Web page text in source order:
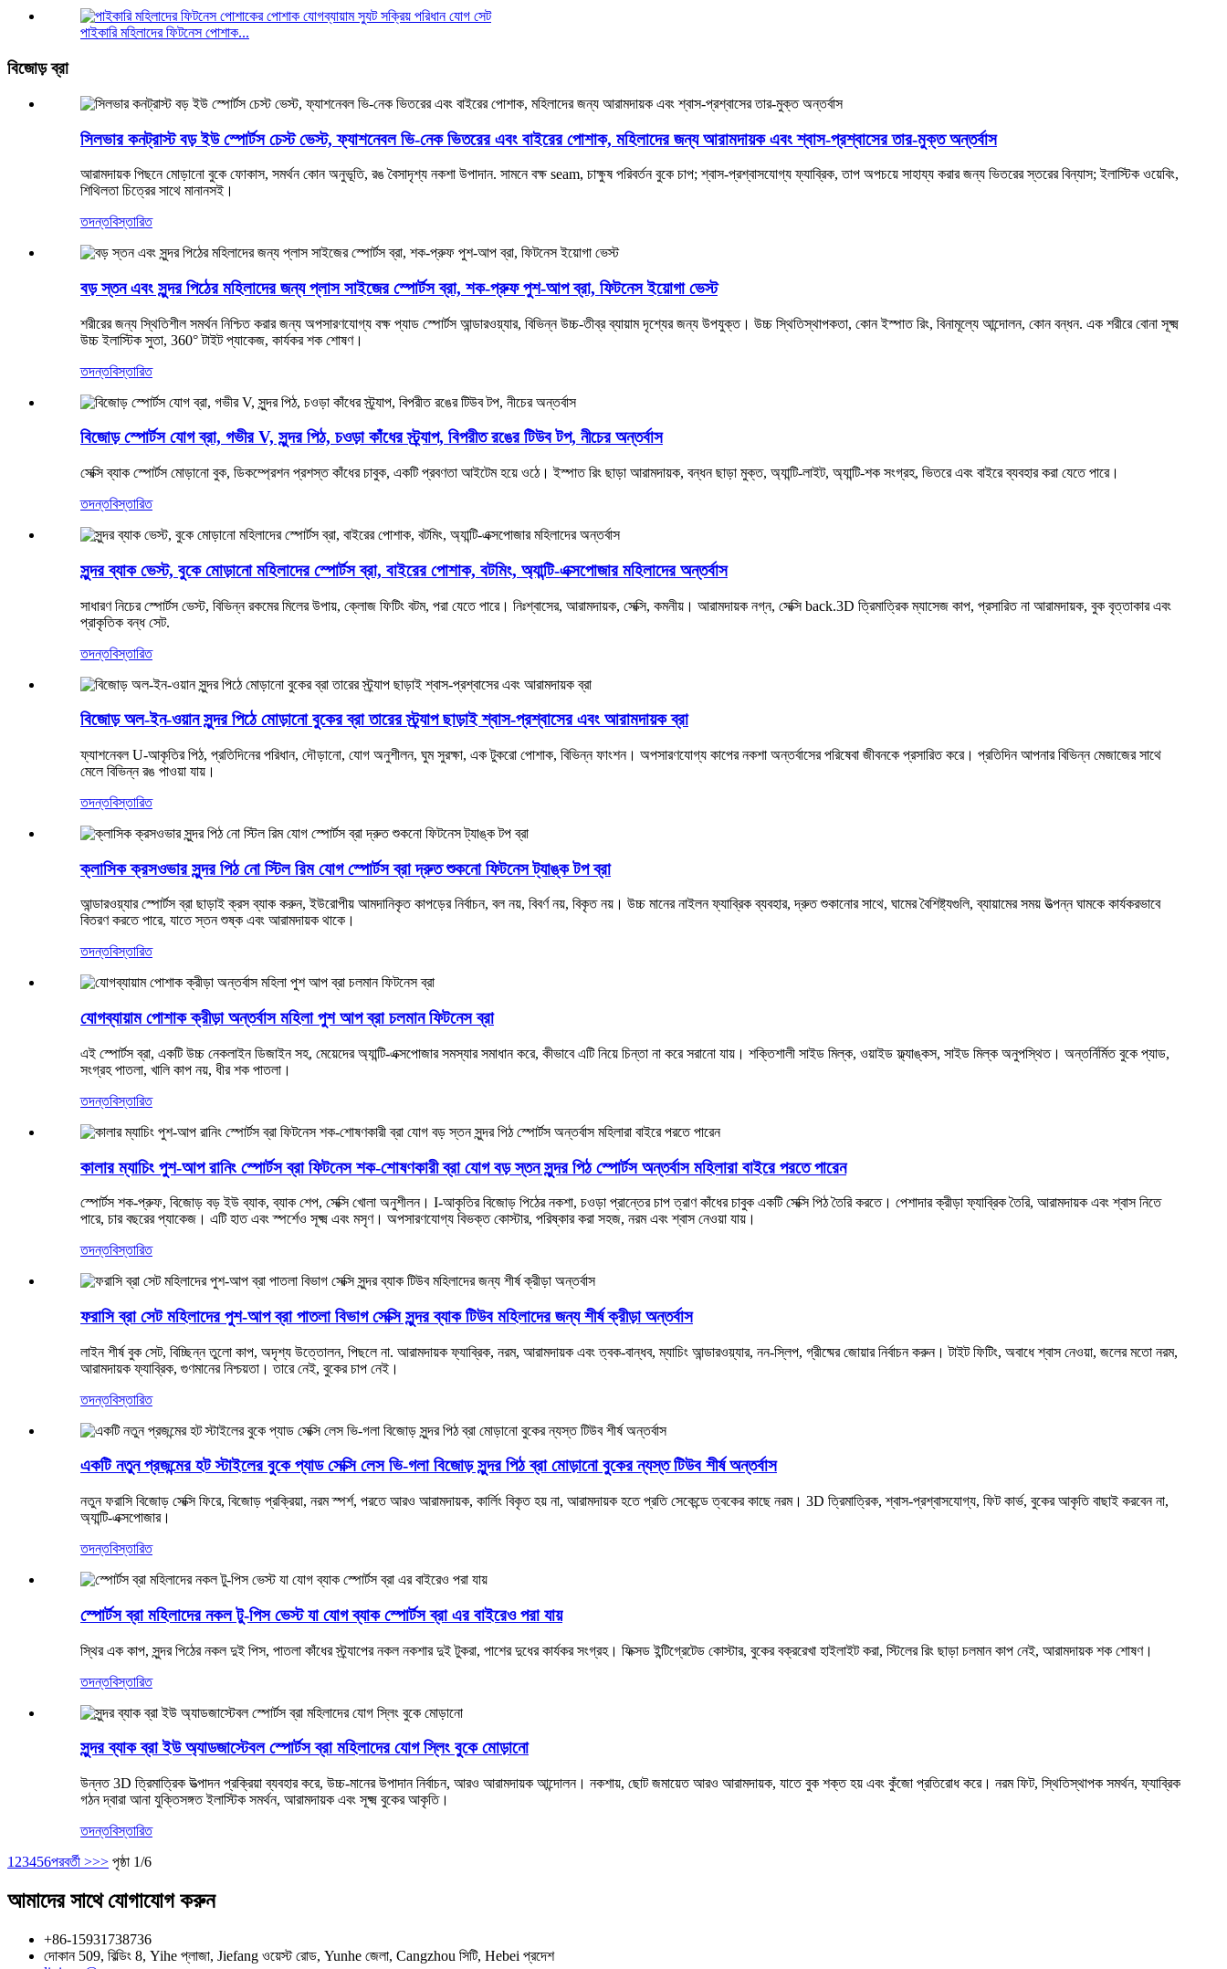
পাইকারি মহিলাদের ফিটনেস পোশাক...
বিজোড় ব্রা
সিলভার কনট্রাস্ট বড় ইউ স্পোর্টস চেস্ট ভেস্ট, ফ্যাশনেবল ভি-নেক ভিতরের এবং বাইরের পোশাক, মহিলাদের জন্য আরামদায়ক এবং শ্বাস-প্রশ্বাসের তার-মুক্ত অন্তর্বাস
আরামদায়ক পিছনে মোড়ানো বুকে ফোকাস, সমর্থন কোন অনুভূতি, রঙ বৈসাদৃশ্য নকশা উপাদান. সামনে বক্ষ seam, চাক্ষুষ পরিবর্তন বুকে চাপ; শ্বাস-প্রশ্বাসযোগ্য ফ্যাব্রিক, তাপ অপচয়ে সাহায্য করার জন্য ভিতরের স্তরের বিন্যাস; ইলাস্টিক ওয়েবিং,
শিথিলতা চিত্রের সাথে মানানসই।
তদন্তবিস্তারিত
বড় স্তন এবং সুন্দর পিঠের মহিলাদের জন্য প্লাস সাইজের স্পোর্টস ব্রা, শক-প্রুফ পুশ-আপ ব্রা, ফিটনেস ইয়োগা ভেস্ট
শরীরের জন্য স্থিতিশীল সমর্থন নিশ্চিত করার জন্য অপসারণযোগ্য বক্ষ প্যাড স্পোর্টস আন্ডারওয়্যার, বিভিন্ন উচ্চ-তীব্র ব্যায়াম দৃশ্যের জন্য উপযুক্ত। উচ্চ স্থিতিস্থাপকতা, কোন ইস্পাত রিং, বিনামূল্যে আন্দোলন, কোন বন্ধন. এক শরীরে বোনা সূক্ষ্ম
উচ্চ ইলাস্টিক সুতা, 360° টাইট প্যাকেজ, কার্যকর শক শোষণ।
তদন্তবিস্তারিত
বিজোড় স্পোর্টস যোগ ব্রা, গভীর V, সুন্দর পিঠ, চওড়া কাঁধের স্ট্র্যাপ, বিপরীত রঙের টিউব টপ, নীচের অন্তর্বাস
সেক্সি ব্যাক স্পোর্টস মোড়ানো বুক, ডিকম্প্রেশন প্রশস্ত কাঁধের চাবুক, একটি প্রবণতা আইটেম হয়ে ওঠে। ইস্পাত রিং ছাড়া আরামদায়ক, বন্ধন ছাড়া মুক্ত, অ্যান্টি-লাইট, অ্যান্টি-শক সংগ্রহ, ভিতরে এবং বাইরে ব্যবহার করা যেতে পারে।
তদন্তবিস্তারিত
সুন্দর ব্যাক ভেস্ট, বুকে মোড়ানো মহিলাদের স্পোর্টস ব্রা, বাইরের পোশাক, বটমিং, অ্যান্টি-এক্সপোজার মহিলাদের অন্তর্বাস
সাধারণ নিচের স্পোর্টস ভেস্ট, বিভিন্ন রকমের মিলের উপায়, ক্লোজ ফিটিং বটম, পরা যেতে পারে। নিঃশ্বাসের, আরামদায়ক, সেক্সি, কমনীয়। আরামদায়ক নগ্ন, সেক্সি back.3D ত্রিমাত্রিক ম্যাসেজ কাপ, প্রসারিত না আরামদায়ক, বুক বৃত্তাকার এবং
প্রাকৃতিক বন্ধ সেট.
তদন্তবিস্তারিত
বিজোড় অল-ইন-ওয়ান সুন্দর পিঠে মোড়ানো বুকের ব্রা তারের স্ট্র্যাপ ছাড়াই শ্বাস-প্রশ্বাসের এবং আরামদায়ক ব্রা
ফ্যাশনেবল U-আকৃতির পিঠ, প্রতিদিনের পরিধান, দৌড়ানো, যোগ অনুশীলন, ঘুম সুরক্ষা, এক টুকরো পোশাক, বিভিন্ন ফাংশন। অপসারণযোগ্য কাপের নকশা অন্তর্বাসের পরিষেবা জীবনকে প্রসারিত করে। প্রতিদিন আপনার বিভিন্ন মেজাজের সাথে
মেলে বিভিন্ন রঙ পাওয়া যায়।
তদন্তবিস্তারিত
ক্লাসিক ক্রসওভার সুন্দর পিঠ নো স্টিল রিম যোগ স্পোর্টস ব্রা দ্রুত শুকনো ফিটনেস ট্যাঙ্ক টপ ব্রা
আন্ডারওয়্যার স্পোর্টস ব্রা ছাড়াই ক্রস ব্যাক করুন, ইউরোপীয় আমদানিকৃত কাপড়ের নির্বাচন, বল নয়, বিবর্ণ নয়, বিকৃত নয়। উচ্চ মানের নাইলন ফ্যাব্রিক ব্যবহার, দ্রুত শুকানোর সাথে, ঘামের বৈশিষ্ট্যগুলি, ব্যায়ামের সময় উত্পন্ন ঘামকে কার্যকরভাবে
বিতরণ করতে পারে, যাতে স্তন শুষ্ক এবং আরামদায়ক থাকে।
তদন্তবিস্তারিত
যোগব্যায়াম পোশাক ক্রীড়া অন্তর্বাস মহিলা পুশ আপ ব্রা চলমান ফিটনেস ব্রা
এই স্পোর্টস ব্রা, একটি উচ্চ নেকলাইন ডিজাইন সহ, মেয়েদের অ্যান্টি-এক্সপোজার সমস্যার সমাধান করে, কীভাবে এটি নিয়ে চিন্তা না করে সরানো যায়। শক্তিশালী সাইড মিল্ক, ওয়াইড ফ্ল্যাঙ্কস, সাইড মিল্ক অনুপস্থিত। অন্তর্নির্মিত বুকে প্যাড,
সংগ্রহ পাতলা, খালি কাপ নয়, ধীর শক পাতলা।
তদন্তবিস্তারিত
কালার ম্যাচিং পুশ-আপ রানিং স্পোর্টস ব্রা ফিটনেস শক-শোষণকারী ব্রা যোগ বড় স্তন সুন্দর পিঠ স্পোর্টস অন্তর্বাস মহিলারা বাইরে পরতে পারেন
স্পোর্টস শক-প্রুফ, বিজোড় বড় ইউ ব্যাক, ব্যাক শেপ, সেক্সি খোলা অনুশীলন। I-আকৃতির বিজোড় পিঠের নকশা, চওড়া প্রান্তের চাপ ত্রাণ কাঁধের চাবুক একটি সেক্সি পিঠ তৈরি করতে। পেশাদার ক্রীড়া ফ্যাব্রিক তৈরি, আরামদায়ক এবং শ্বাস নিতে
পারে, চার বছরের প্যাকেজ। এটি হাত এবং স্পর্শেও সূক্ষ্ম এবং মসৃণ। অপসারণযোগ্য বিভক্ত কোস্টার, পরিষ্কার করা সহজ, নরম এবং শ্বাস নেওয়া যায়।
তদন্তবিস্তারিত
ফরাসি ব্রা সেট মহিলাদের পুশ-আপ ব্রা পাতলা বিভাগ সেক্সি সুন্দর ব্যাক টিউব মহিলাদের জন্য শীর্ষ ক্রীড়া অন্তর্বাস
লাইন শীর্ষ বুক সেট, বিচ্ছিন্ন তুলো কাপ, অদৃশ্য উত্তোলন, পিছলে না. আরামদায়ক ফ্যাব্রিক, নরম, আরামদায়ক এবং ত্বক-বান্ধব, ম্যাচিং আন্ডারওয়্যার, নন-স্লিপ, গ্রীষ্মের জোয়ার নির্বাচন করুন। টাইট ফিটিং, অবাধে শ্বাস নেওয়া, জলের মতো নরম,
আরামদায়ক ফ্যাব্রিক, গুণমানের নিশ্চয়তা। তারে নেই, বুকের চাপ নেই।
তদন্তবিস্তারিত
একটি নতুন প্রজন্মের হট স্টাইলের বুকে প্যাড সেক্সি লেস ভি-গলা বিজোড় সুন্দর পিঠ ব্রা মোড়ানো বুকের ন্যস্ত টিউব শীর্ষ অন্তর্বাস
নতুন ফরাসি বিজোড় সেক্সি ফিরে, বিজোড় প্রক্রিয়া, নরম স্পর্শ, পরতে আরও আরামদায়ক, কার্লিং বিকৃত হয় না, আরামদায়ক হতে প্রতি সেকেন্ডে ত্বকের কাছে নরম। 3D ত্রিমাত্রিক, শ্বাস-প্রশ্বাসযোগ্য, ফিট কার্ভ, বুকের আকৃতি বাছাই করবেন না,
অ্যান্টি-এক্সপোজার।
তদন্তবিস্তারিত
স্পোর্টস ব্রা মহিলাদের নকল টু-পিস ভেস্ট যা যোগ ব্যাক স্পোর্টস ব্রা এর বাইরেও পরা যায়
স্থির এক কাপ, সুন্দর পিঠের নকল দুই পিস, পাতলা কাঁধের স্ট্র্যাপের নকল নকশার দুই টুকরা, পাশের দুধের কার্যকর সংগ্রহ। ফিক্সড ইন্টিগ্রেটেড কোস্টার, বুকের বক্ররেখা হাইলাইট করা, স্টিলের রিং ছাড়া চলমান কাপ নেই, আরামদায়ক শক শোষণ।
তদন্তবিস্তারিত
সুন্দর ব্যাক ব্রা ইউ অ্যাডজাস্টেবল স্পোর্টস ব্রা মহিলাদের যোগ স্লিং বুকে মোড়ানো
উন্নত 3D ত্রিমাত্রিক উত্পাদন প্রক্রিয়া ব্যবহার করে, উচ্চ-মানের উপাদান নির্বাচন, আরও আরামদায়ক আন্দোলন। নকশায়, ছোট জমায়েত আরও আরামদায়ক, যাতে বুক শক্ত হয় এবং কুঁজো প্রতিরোধ করে। নরম ফিট, স্থিতিস্থাপক সমর্থন, ফ্যাব্রিক
গঠন দ্বারা আনা যুক্তিসঙ্গত ইলাস্টিক সমর্থন, আরামদায়ক এবং সূক্ষ্ম বুকের আকৃতি।
তদন্তবিস্তারিত
1 23456পরবর্তী >>> পৃষ্ঠা 1/6
আমাদের সাথে যোগাযোগ করুন
+86-15931738736
দোকান 509, বিল্ডিং 8, Yihe প্লাজা, Jiefang ওয়েস্ট রোড, Yunhe জেলা, Cangzhou সিটি, Hebei প্রদেশ